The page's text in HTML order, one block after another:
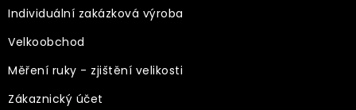
Individuální zakázková výroba
Velkoobchod
Měření ruky - zjištění velikosti
Zákaznický účet